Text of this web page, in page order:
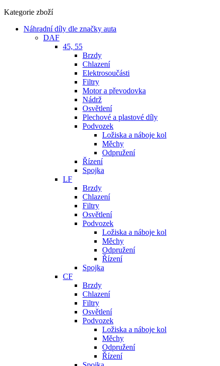
Kategorie zboží
Náhradní díly dle značky auta
DAF
45, 55
Brzdy
Chlazení
Elektrosoučásti
Filtry
Motor a převodovka
Nádrž
Osvětlení
Plechové a plastové díly
Podvozek
Ložiska a náboje kol
Měchy
Odpružení
Řízení
Spojka
LF
Brzdy
Chlazení
Filtry
Osvětlení
Podvozek
Ložiska a náboje kol
Měchy
Odpružení
Řízení
Spojka
CF
Brzdy
Chlazení
Filtry
Osvětlení
Podvozek
Ložiska a náboje kol
Měchy
Odpružení
Řízení